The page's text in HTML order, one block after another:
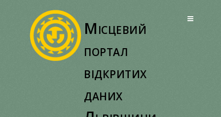
Місцевий
портал
відкритих
даних